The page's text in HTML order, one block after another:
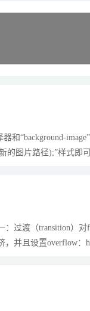
和“background-
的图片路径);”样式即
过渡（transition）对
并且设置overflow：